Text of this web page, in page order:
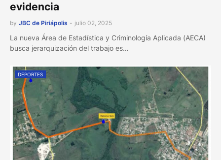
evidencia
by JBC de Piriápolis - julio 02, 2025
La nueva Área de Estadística y Criminología Aplicada (AECA)
busca jerarquización del trabajo es…
DEPORTES